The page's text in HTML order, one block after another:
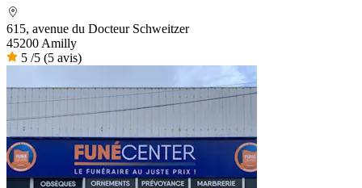
615, avenue du Docteur Schweitzer
45200 Amilly
5 /5 (5 avis)